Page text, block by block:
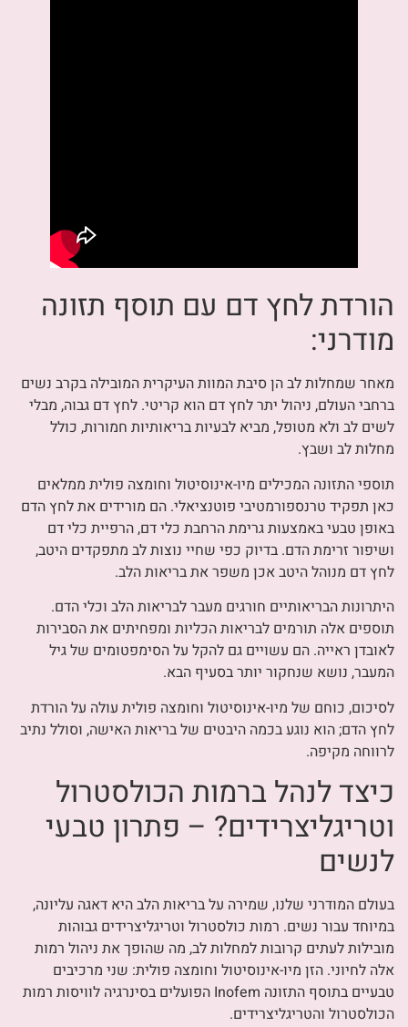
הורדת לחץ דם עם תוסף תזונה
מודרני:
מאחר שמחלות לב הן סיבת המוות העיקרית המובילה בקרב נשים
ברחבי העולם, ניהול יתר לחץ דם הוא קריטי. לחץ דם גבוה, מבלי
לשים לב ולא מטופל, מביא לבעיות בריאותיות חמורות, כולל
מחלות לב ושבץ.
תוספי התזונה המכילים מיו-אינוסיטול וחומצה פולית ממלאים
כאן תפקיד טרנספורמטיבי פוטנציאלי. הם מורידים את לחץ הדם
באופן טבעי באמצעות גרימת הרחבת כלי דם, הרפיית כלי דם
ושיפור זרימת הדם. בדיוק כפי שחיי נוצות לב מתפקדים היטב,
לחץ דם מנוהל היטב אכן משפר את בריאות הלב.
היתרונות הבריאותיים חורגים מעבר לבריאות הלב וכלי הדם.
תוספים אלה תורמים לבריאות הכליות ומפחיתים את הסבירות
לאובדן ראייה. הם עשויים גם להקל על הסימפטומים של גיל
המעבר, נושא שנחקור יותר בסעיף הבא.
לסיכום, כוחם של מיו-אינוסיטול וחומצה פולית עולה על הורדת
לחץ הדם; הוא נוגע בכמה היבטים של בריאות האישה, וסולל נתיב
לרווחה מקיפה.
כיצד לנהל ברמות הכולסטרול
וטריגליצרידים? – פתרון טבעי
לנשים
בעולם המודרני שלנו, שמירה על בריאות הלב היא דאגה עליונה,
במיוחד עבור נשים. רמות כולסטרול וטריגליצרידים גבוהות
מובילות לעתים קרובות למחלות לב, מה שהופך את ניהול רמות
אלה לחיוני. הזן מיו-אינוסיטול וחומצה פולית: שני מרכיבים
טבעיים בתוסף התזונה Inofem הפועלים בסינרגיה לוויסות רמות
הכולסטרול והטריגליצרידים.